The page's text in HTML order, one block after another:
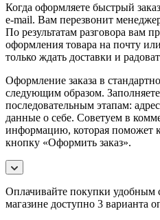
Когда оформляете быстрый
e-mail. Вам перезвонит
По результатам разговора вам
оформления товара на почту
только ждать доставки и
Оформление заказа в
следующим образом.
последовательным этапам:
данные о себе. Советуем в
информацию, которая поможет
кнопку «Оформить заказ».
Оплачивайте покупки удобным
магазине доступно 3 варианта